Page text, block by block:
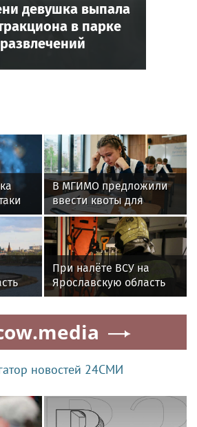
В МГИМО предложили
ввести квоты для
олипиадников при
поступлении в ВУЗ
При налёте ВСУ на
Ярославскую область
повреждено несколько
многоквартирных
домов
новостей 24СМИ
девушка выпала
в парке
развлечений